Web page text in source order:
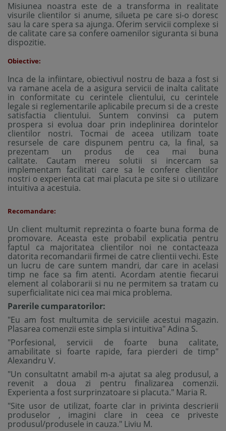
Misiunea noastra este de a transforma in realitate
visurile clientilor si anume, silueta pe care si-o doresc
sau la care spera sa ajunga. Oferim servicii complexe si
de calitate care sa confere oamenilor siguranta si buna
dispozitie.
Obiective:
Inca de la infiintare, obiectivul nostru de baza a fost si
va ramane acela de a asigura servicii de inalta calitate
in conformitate cu cerintele clientului, cu cerintele
legale si reglementarile aplicabile precum si de a creste
satisfactia clientului. Suntem convinsi ca putem
prospera si evolua doar prin indeplinirea dorintelor
clientilor nostri. Tocmai de aceea utilizam toate
resursele de care dispunem pentru ca, la final, sa
prezentam un produs de cea mai buna
calitate. Cautam mereu solutii si incercam sa
implementam facilitati care sa le confere clientilor
nostri o experienta cat mai placuta pe site si o utilizare
intuitiva a acestuia.
Recomandare:
Un client multumit reprezinta o foarte buna forma de
promovare. Aceasta este probabil explicatia pentru
faptul ca majoritatea clientilor noi ne contacteaza
datorita recomandarii firmei de catre clientii vechi. Este
un lucru de care suntem mandri, dar care in acelasi
timp ne face sa fim atenti. Acordam atentie fiecarui
element al colaborarii si nu ne permitem sa tratam cu
superficialitate nici cea mai mica problema.
Parerile cumparatorilor:
"Eu am fost multumita de serviciile acestui magazin.
Plasarea comenzii este simpla si intuitiva" Adina S.
"Porfesional, servicii de foarte buna calitate,
amabilitate si foarte rapide, fara pierderi de timp"
Alexandru V.
"Un consultatnt amabil m-a ajutat sa aleg produsul, a
revenit a doua zi pentru finalizarea comenzii.
Experienta a fost surprinzatoare si placuta." Maria R.
"Site usor de utilizat, foarte clar in privinta descrierii
produselor , imagini clare in ceea ce priveste
produsul/produsele in cauza." Liviu M.